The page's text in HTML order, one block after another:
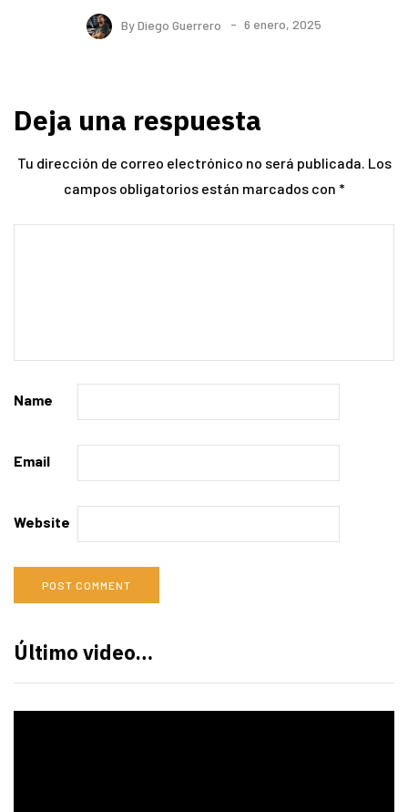
ByDiego Guerrero 6 enero, 2025
Deja una respuesta
Tu dirección de correo electrónico no será publicada. Los
campos obligatorios están marcados con *
Name
Email
Website
Último video…